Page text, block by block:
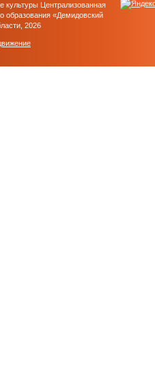
культуры Централизованная
образования «Демидовский
2026